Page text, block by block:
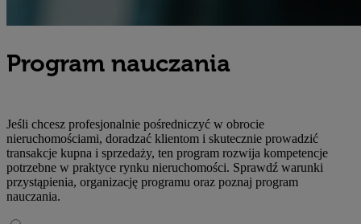
Program nauczania
Jeśli chcesz profesjonalnie pośredniczyć w obrocie
nieruchomościami, doradzać klientom i skutecznie prowadzić
transakcje kupna i sprzedaży, ten program rozwija kompetencje
potrzebne w praktyce rynku nieruchomości. Sprawdź warunki
przystąpienia, organizację programu oraz poznaj program
nauczania.